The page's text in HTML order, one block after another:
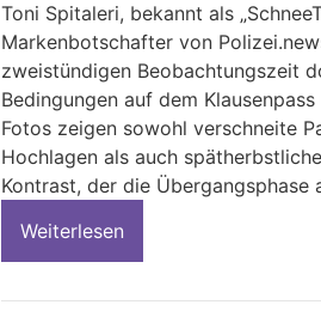
Toni Spitaleri, bekannt als
Markenbotschafter von
zweistündigen Beobachtungszeit
Bedingungen auf dem
Fotos zeigen sowohl verschneite
Hochlagen als auch
Kontrast, der die Übergangsphase
Weiterlesen